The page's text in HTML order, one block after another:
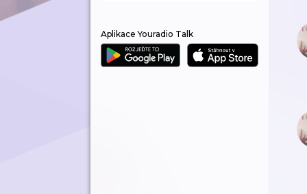
Aplikace Youradio Talk